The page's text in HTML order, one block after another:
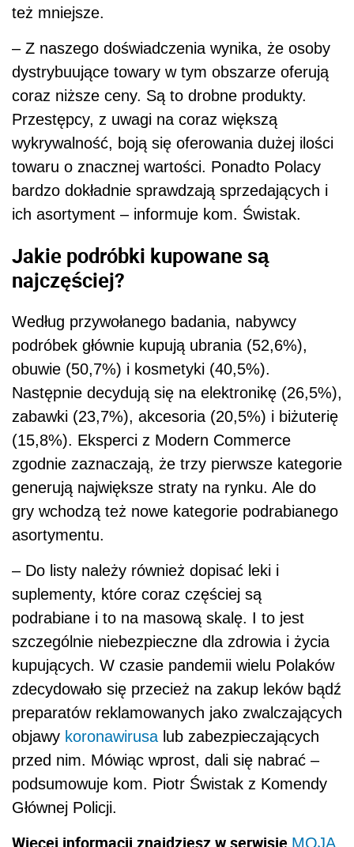
też mniejsze.
– Z naszego doświadczenia wynika, że osoby
dystrybuujące towary w tym obszarze oferują
coraz niższe ceny. Są to drobne produkty.
Przestępcy, z uwagi na coraz większą
wykrywalność, boją się oferowania dużej ilości
towaru o znacznej wartości. Ponadto Polacy
bardzo dokładnie sprawdzają sprzedających i
ich asortyment – informuje kom. Świstak.
Jakie podróbki kupowane są
najczęściej?
Według przywołanego badania, nabywcy
podróbek głównie kupują ubrania (52,6%),
obuwie (50,7%) i kosmetyki (40,5%).
Następnie decydują się na elektronikę (26,5%),
zabawki (23,7%), akcesoria (20,5%) i biżuterię
(15,8%). Eksperci z Modern Commerce
zgodnie zaznaczają, że trzy pierwsze kategorie
generują największe straty na rynku. Ale do
gry wchodzą też nowe kategorie podrabianego
asortymentu.
– Do listy należy również dopisać leki i
suplementy, które coraz częściej są
podrabiane i to na masową skalę. I to jest
szczególnie niebezpieczne dla zdrowia i życia
kupujących. W czasie pandemii wielu Polaków
zdecydowało się przecież na zakup leków bądź
preparatów reklamowanych jako zwalczających
objawy koronawirusa lub zabezpieczających
przed nim. Mówiąc wprost, dali się nabrać –
podsumowuje kom. Piotr Świstak z Komendy
Głównej Policji.
Więcej informacji znajdziesz w serwisie MOJA